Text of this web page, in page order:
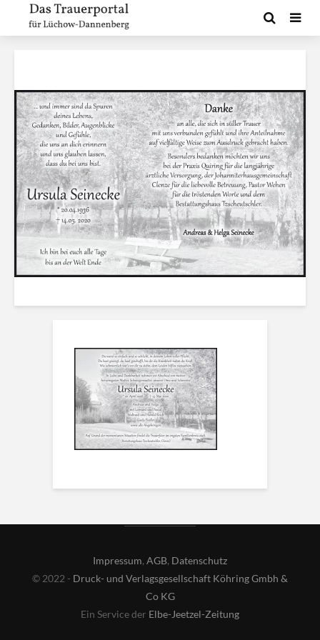
Impressum, AGB, Datenschutz
© 2022 - Druck- und Verlagsgesellschaft Köhring Gmbh &
Co KG
Ein Service der Elbe-Jeetzel-Zeitung